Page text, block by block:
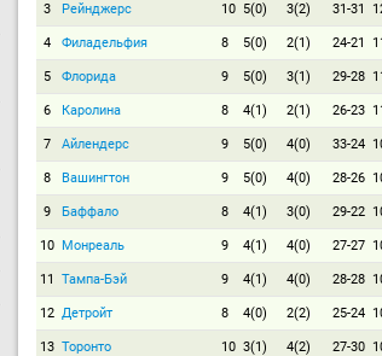
3 Рейнджерс 10 5(0) 3(2) 31-31
4 Филадельфия 8 5(0) 2(1) 24-21
5 Флорида 9 5(0) 3(1) 29-28
6 Каролина 8 4(1) 2(1) 26-23
7 Айлендерс 9 5(0) 4(0) 33-24
8 Вашингтон 9 5(0) 4(0) 28-26
9 Баффало 8 4(1) 3(0) 29-22
10 Монреаль 9 4(1) 4(0) 27-27
11 Тампа-Бэй 9 4(1) 4(0) 28-28
12 Детройт 8 4(0) 2(2) 25-24
13 Торонто 10 3(1) 4(2) 27-30